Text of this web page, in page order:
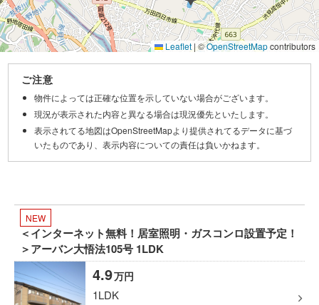
Leaflet |©OpenStreetMapcontributors
ご注意
物件によっては正確な位置を示していない場合がございます。
現況が表示された内容と異なる場合は現況優先といたします。
表示されてる地図はOpenStreetMapより提供されてるデータに基づ
いたものであり、表示内容についての責任は負いかねます。
NEW
＜インターネット無料！居室照明・ガスコンロ設置予定！
＞アーバン大悟法105号 1LDK
4.9万円
1LDK